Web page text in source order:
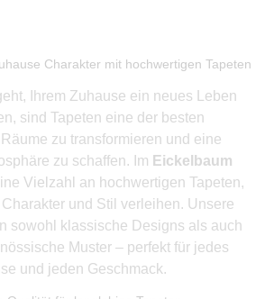
Charakter mit hochwertigen Tapeten
Ihrem Zuhause ein neues Leben
sind Tapeten eine der besten
zu transformieren und eine
zu schaffen. Im Eickelbaum
Vielzahl an hochwertigen Tapeten,
und Stil verleihen. Unsere
sowohl klassische Designs als auch
Muster – perfekt für jedes
und jeden Geschmack.